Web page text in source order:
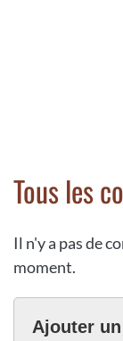
Tous les
Il n'y a pas de
moment.
Ajouter